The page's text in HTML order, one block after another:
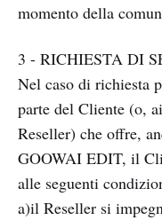
momento della
3 - RICHIESTA DI
Nel caso di richiesta
parte del Cliente (o,
Reseller) che offre,
GOOWAI EDIT, il
alle seguenti
a)il Reseller si